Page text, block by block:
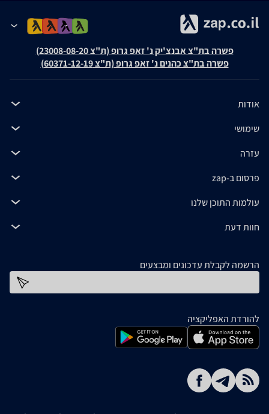
פשרה בת"צ אבנצ'יק נ' זאפ גרופ (ת"צ 23008-08-20)
פשרה בת"צ כהנים נ' זאפ גרופ (ת"צ 60371-12-19)
אודות
שימושי
עזרה
פרסום ב-zap
עולמות התוכן שלנו
חוות דעת
הרשמה לקבלת עדכונים ומבצעים
להורדת האפליקציה